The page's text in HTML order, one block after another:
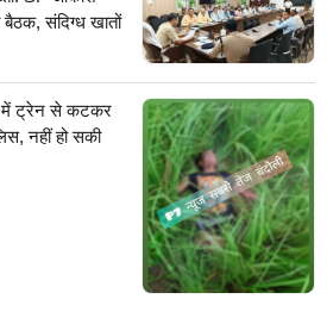
संदिग्ध खातों
में ट्रेन से कटकर
नहीं हो सकी